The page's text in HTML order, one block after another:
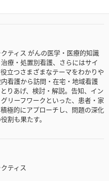
ティス がんの医学・医療的知識
療・処置別看護、さらにはサイ
立つさまざまなテーマをわかりや
看護から訪問・在宅・地域看護
りあげ、検討・解説。告知、イン
リーフワークといった、患者・家
極的にアプローチし、問題の深化
割も果たす。
ティス